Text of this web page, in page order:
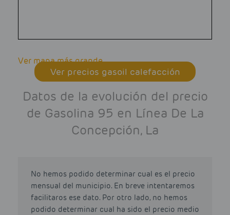
Ver mapa más grande
Ver precios gasoil calefacción
Datos de la evolución del precio
de Gasolina 95 en Línea De La
Concepción, La
No hemos podido determinar cual es el precio
mensual del municipio. En breve intentaremos
facilitaros ese dato. Por otro lado, no hemos
podido determinar cual ha sido el precio medio